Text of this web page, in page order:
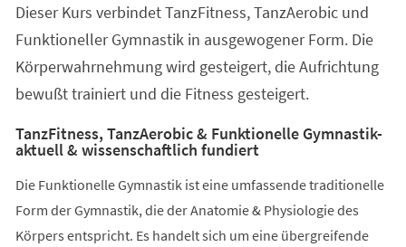
Dieser Kurs verbindet TanzFitness, TanzAerobic und
Funktioneller Gymnastik in ausgewogener Form. Die
Körperwahrnehmung wird gesteigert, die Aufrichtung
bewußt trainiert und die Fitness gesteigert.
TanzFitness, TanzAerobic & Funktionelle Gymnastik-
aktuell & wissenschaftlich fundiert
Die Funktionelle Gymnastik ist eine umfassende traditionelle
Form der Gymnastik, die der Anatomie & Physiologie des
Körpers entspricht. Es handelt sich um eine übergreifende